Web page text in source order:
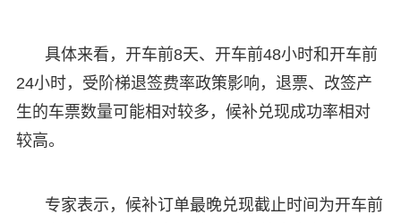
具体来看，开车前8天、开车前48小时和开车前
24小时，受阶梯退签费率政策影响，退票、改签产
生的车票数量可能相对较多，候补兑现成功率相对
较高。
专家表示，候补订单最晚兑现截止时间为开车前